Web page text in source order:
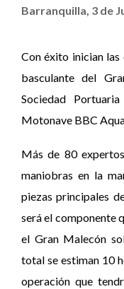
Barranquilla, 3 de
Con éxito inician las
basculante del
Sociedad
Motonave BBC
Más de 80
maniobras en la
piezas principales
será el componente
el Gran Malecón
total se estiman 10
operación que